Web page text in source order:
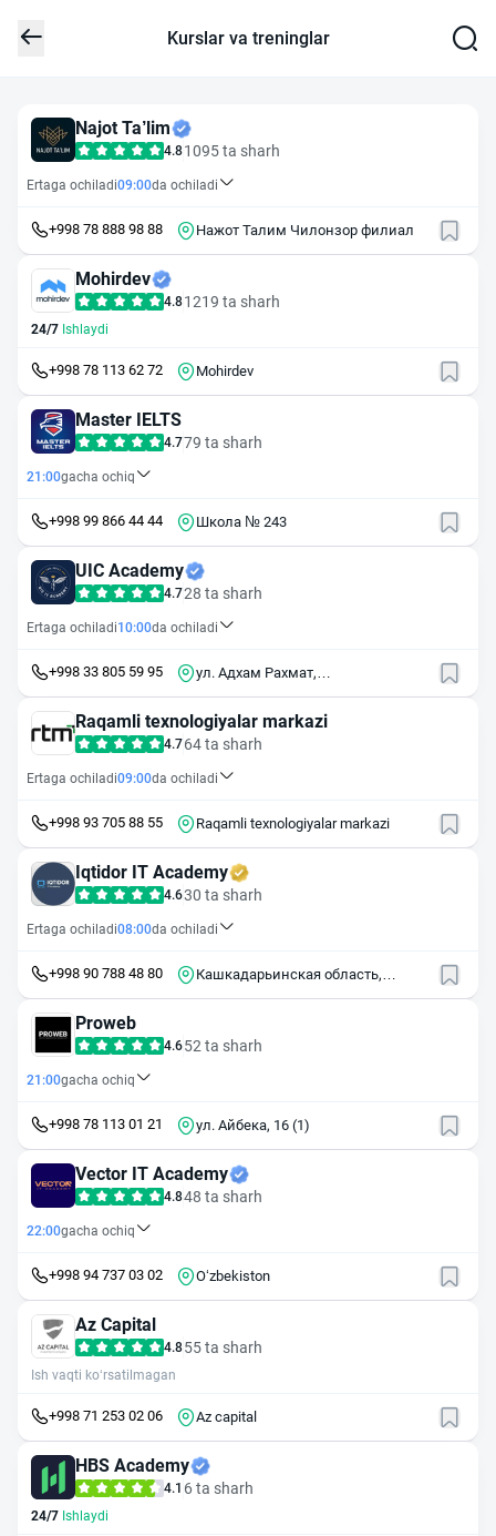
Kurslar va treninglar
Najot Ta’lim
4.81095 ta sharh
Ertaga ochiladi09:00da ochiladi
+998 78 888 98 88 Нажот Талим Чилонзор филиал
Mohirdev
4.81219 ta sharh
24/7 Ishlaydi
+998 78 113 62 72 Mohirdev
Master IELTS
4.779 ta sharh
21:00gacha ochiq
+998 99 866 44 44 Школа № 243
UIC Academy
4.728 ta sharh
Ertaga ochiladi10:00da ochiladi
+998 33 805 59 95
ул. Адхам Рахмат,
Raqamli texnologiyalar markazi
4.764 ta sharh
Ertaga ochiladi09:00da ochiladi
+998 93 705 88 55 Raqamli texnologiyalar markazi
Iqtidor IT Academy
4.630 ta sharh
Ertaga ochiladi08:00da ochiladi
+998 90 788 48 80
Кашкадарьинская область,
Proweb
4.652 ta sharh
21:00gacha ochiq
+998 78 113 01 21 ул. Айбека, 16 (1)
Vector IT Academy
4.848 ta sharh
22:00gacha ochiq
+998 94 737 03 02 Oʻzbekiston
Az Capital
4.855 ta sharh
Ish vaqti ko‘rsatilmagan
+998 71 253 02 06 Az capital
HBS Academy
4.1 6 ta sharh
24/7 Ishlaydi